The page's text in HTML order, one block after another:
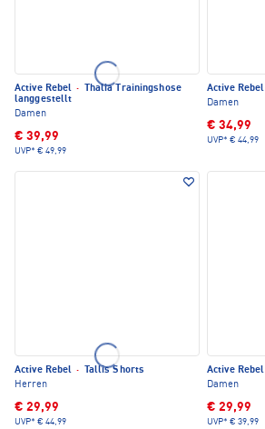
Active Rebel ·
Thalia Trainingshose
langgestellt
Damen
€ 39,99
UVP* € 49,99
Active Rebel
Damen
€ 34,99
UVP* € 44,99
Active Rebel ·
Tallis Shorts
Herren
€ 29,99
UVP* € 44,99
Active Rebel
Damen
€ 29,99
UVP* € 39,99